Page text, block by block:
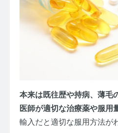
本来は既往歴や持病、薄毛
医師が適切な治療薬や服用
輸入だと適切な服用方法が